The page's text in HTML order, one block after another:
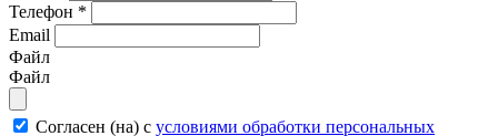
Телефон *
Email
Файл
Файл
Согласен (на) с условиями обработки персональных